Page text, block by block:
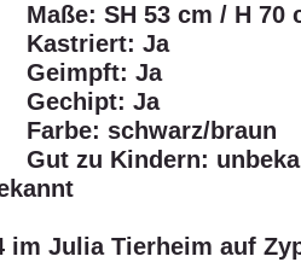
Maße: SH 53 cm / H 70
Kastriert: Ja
Geimpft: Ja
Gechipt: Ja
Farbe: schwarz/braun
Gut zu Kindern:
im Julia Tierheim auf